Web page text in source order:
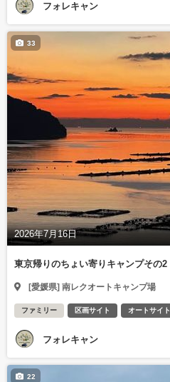
フォレキャン
2026年7月16日
33
東京帰りのちょい寄りキャンプその2
[愛媛県] 南レクオートキャンプ場
ファミリー 区画サイト オートサイト
フォレキャン
22